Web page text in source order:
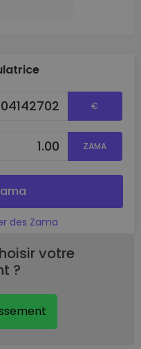
€
ZAMA
des Zama
votre
?